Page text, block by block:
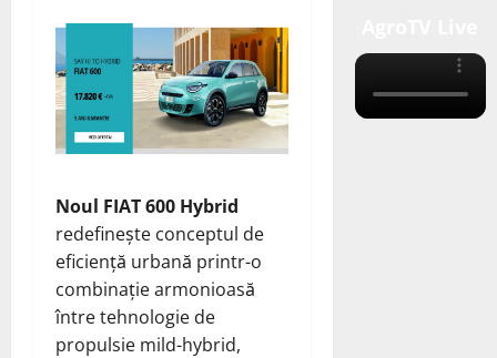
Noul FIAT 600 Hybrid
redefinește conceptul de
eficiență urbană printr-o
combinație armonioasă
între tehnologie de
propulsie mild-hybrid,